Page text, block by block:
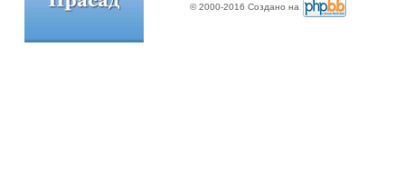
© 2000-2016 Создано на